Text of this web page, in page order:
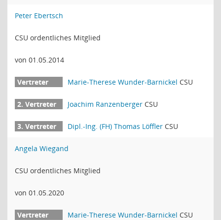
Peter Ebertsch
CSU ordentliches Mitglied
von 01.05.2014
Marie-Therese Wunder-Barnickel CSU
Joachim Ranzenberger CSU
Dipl.-Ing. (FH) Thomas Löffler CSU
Angela Wiegand
CSU ordentliches Mitglied
von 01.05.2020
Marie-Therese Wunder-Barnickel CSU